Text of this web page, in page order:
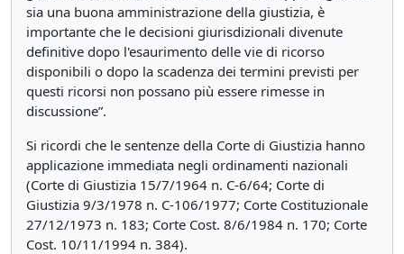
sia una buona amministrazione della giustizia, è
importante che le decisioni giurisdizionali divenute
definitive dopo l'esaurimento delle vie di ricorso
disponibili o dopo la scadenza dei termini previsti per
questi ricorsi non possano più essere rimesse in
discussione”.
Si ricordi che le sentenze della Corte di Giustizia hanno
applicazione immediata negli ordinamenti nazionali
(Corte di Giustizia 15/7/1964 n. C-6/64; Corte di
Giustizia 9/3/1978 n. C-106/1977; Corte Costituzionale
27/12/1973 n. 183; Corte Cost. 8/6/1984 n. 170; Corte
Cost. 10/11/1994 n. 384).